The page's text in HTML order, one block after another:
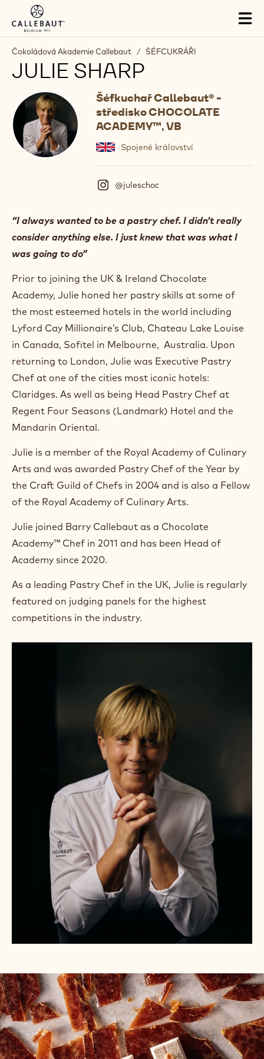
Skip to main content
Čokoládová Akademie Callebaut / ŠÉFCUKRÁŘI
JULIE SHARP
Šéfkuchař Callebaut® -
středisko CHOCOLATE
ACADEMY™, VB
Spojené království
@juleschoc
s
a
a
)
.
p
s
i
a
n
i
n
o
w
.
“I always wanted to be a pastry chef. I didn’t really
consider anything else. I just knew that was what I
was going to do”
Prior to joining the UK & Ireland Chocolate
Academy, Julie honed her pastry skills at some of
the most esteemed hotels in the world including
Lyford Cay Millionaire’s Club, Chateau Lake Louise
in Canada, Sofitel in Melbourne, Australia. Upon
returning to London, Julie was Executive Pastry
Chef at one of the cities most iconic hotels:
Claridges. As well as being Head Pastry Chef at
Regent Four Seasons (Landmark) Hotel and the
Mandarin Oriental.
Julie is a member of the Royal Academy of Culinary
Arts and was awarded Pastry Chef of the Year by
the Craft Guild of Chefs in 2004 and is also a Fellow
of the Royal Academy of Culinary Arts.
Julie joined Barry Callebaut as a Chocolate
Academy™ Chef in 2011 and has been Head of
Academy since 2020.
As a leading Pastry Chef in the UK, Julie is regularly
featured on judging panels for the highest
competitions in the industry.